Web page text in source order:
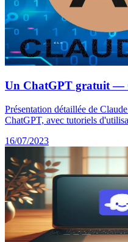
Un ChatGPT gratuit —
Présentation détaillée de
ChatGPT, avec tutoriels
16/07/2023